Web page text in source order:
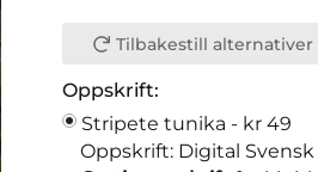
Tilbakestill alternativer
Oppskrift:
Stripete tunika - kr 49
Oppskrift: Digital Svensk